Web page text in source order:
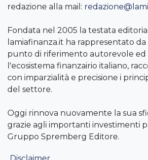
redazione alla mail:
Fondata nel 2005 la testata
lamiafinanza.it ha rappresentato
punto di riferimento autorevole ed
l'ecosistema finanzairio italiano,
con imparzialità e precisione i
del settore.
Oggi rinnova nuovamente la sua
grazie agli importanti investimenti
Gruppo Spremberg Editore.